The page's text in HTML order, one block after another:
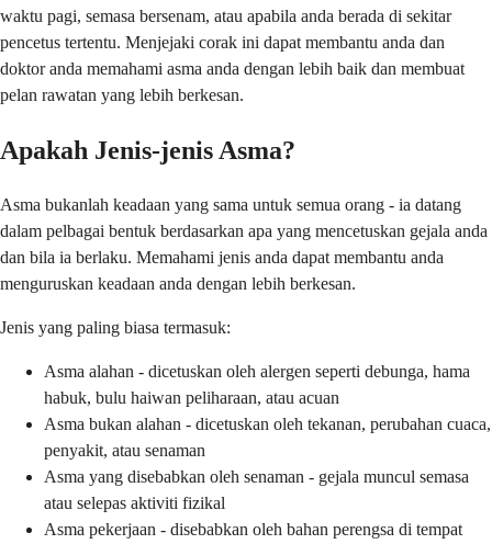
waktu pagi, semasa bersenam, atau apabila anda berada di sekitar
pencetus tertentu. Menjejaki corak ini dapat membantu anda dan
doktor anda memahami asma anda dengan lebih baik dan membuat
pelan rawatan yang lebih berkesan.
Apakah Jenis-jenis Asma?
Asma bukanlah keadaan yang sama untuk semua orang - ia datang
dalam pelbagai bentuk berdasarkan apa yang mencetuskan gejala anda
dan bila ia berlaku. Memahami jenis anda dapat membantu anda
menguruskan keadaan anda dengan lebih berkesan.
Jenis yang paling biasa termasuk:
Asma alahan - dicetuskan oleh alergen seperti debunga, hama
habuk, bulu haiwan peliharaan, atau acuan
Asma bukan alahan - dicetuskan oleh tekanan, perubahan cuaca,
penyakit, atau senaman
Asma yang disebabkan oleh senaman - gejala muncul semasa
atau selepas aktiviti fizikal
Asma pekerjaan - disebabkan oleh bahan perengsa di tempat